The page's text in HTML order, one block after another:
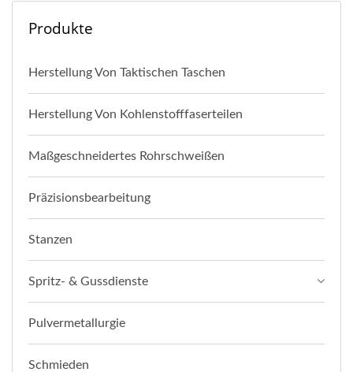
Produkte
Herstellung Von Taktischen Taschen
Herstellung Von Kohlenstofffaserteilen
Maßgeschneidertes Rohrschweißen
Präzisionsbearbeitung
Stanzen
Spritz- & Gussdienste
Pulvermetallurgie
Schmieden